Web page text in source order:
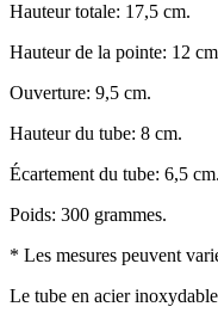
Hauteur totale: 17,5 cm.
Hauteur de la pointe: 12
Ouverture: 9,5 cm.
Hauteur du tube: 8 cm.
Écartement du tube: 6,5 cm.
Poids: 300 grammes.
* Les mesures peuvent
Le tube en acier